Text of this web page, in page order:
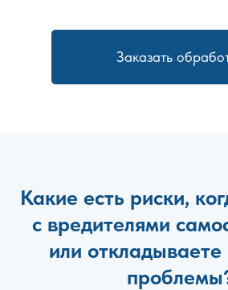
Заказать
Какие есть риски,
с вредителями
или